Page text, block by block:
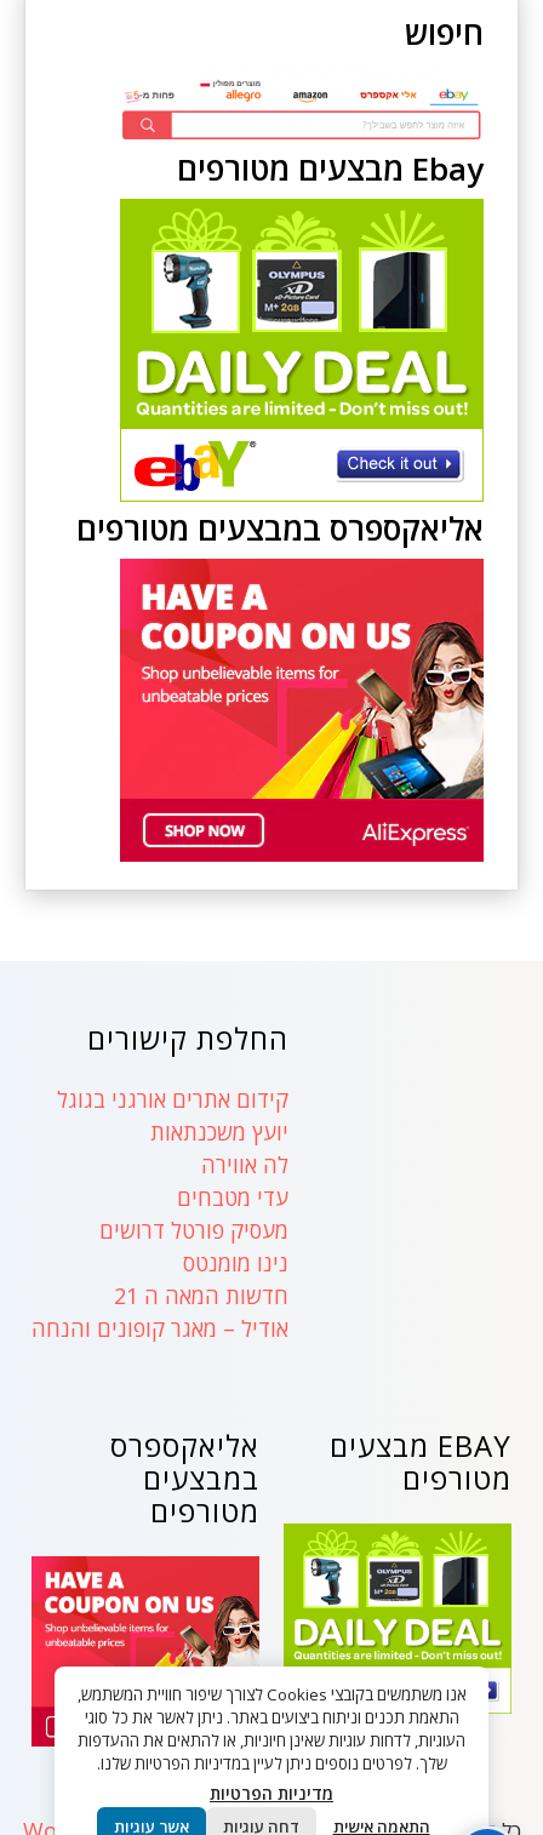
חיפוש
Ebay מבצעים מטורפים
אליאקספרס במבצעים מטורפים
החלפת קישורים
קידום אתרים אורגני בגוגל
יועץ משכנתאות
לה אווירה
עדי מטבחים
מעסיק פורטל דרושים
נינו מומנטס
חדשות המאה ה 21
אודיל – מאגר קופונים והנחה
אליאקספרס
במבצעים
מטורפים
EBAY מבצעים
מטורפים
אנו משתמשים בקובצי Cookies לצורך שיפור חוויית המשתמש,
התאמת תכנים וניתוח ביצועים באתר. ניתן לאשר את כל סוגי
העוגיות, לדחות עוגיות שאינן חיוניות, או להתאים את ההעדפות
שלך. לפרטים נוספים ניתן לעיין במדיניות הפרטיות שלנו.
מדיניות הפרטיות
התאמה אישית דחה עוגיות אשר עוגיות